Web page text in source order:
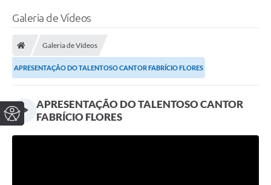
Galeria de Vídeos
Galeria de Vídeos
APRESENTAÇÃO DO TALENTOSO CANTOR FABRÍCIO FLORES
APRESENTAÇÃO DO TALENTOSO CANTOR
FABRÍCIO FLORES